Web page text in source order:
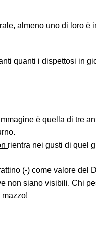
almeno uno di loro è
quanti i dispettosi in
è quella di tre
rientra nei gusti di quel
(-) come valore del
non siano visibili. Chi